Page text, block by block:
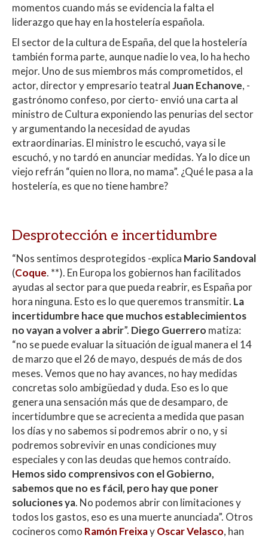
momentos cuando más se evidencia la falta el
liderazgo que hay en la hostelería española.
El sector de la cultura de España, del que la hostelería
también forma parte, aunque nadie lo vea, lo ha hecho
mejor. Uno de sus miembros más comprometidos, el
actor, director y empresario teatralJuan Echanove, -
gastrónomo confeso, por cierto- envió una carta al
ministro de Cultura exponiendo las penurias del sector
y argumentando la necesidad de ayudas
extraordinarias. El ministro le escuchó, vaya si le
escuchó, y no tardó en anunciar medidas. Ya lo dice un
viejo refrán “quien no llora, no mama”. ¿Qué le pasa a la
hostelería, es que no tiene hambre?
Desprotección e incertidumbre
“Nos sentimos desprotegidos -explica Mario Sandoval
(Coque. **). En Europa los gobiernos han facilitados
ayudas al sector para que pueda reabrir, es España por
hora ninguna. Esto es lo que queremos transmitir. La
incertidumbre hace que muchos establecimientos
no vayan a volver a abrir”. Diego Guerrero matiza:
“no se puede evaluar la situación de igual manera el 14
de marzo que el 26 de mayo, después de más de dos
meses. Vemos que no hay avances, no hay medidas
concretas solo ambigüedad y duda. Eso es lo que
genera una sensación más que de desamparo, de
incertidumbre que se acrecienta a medida que pasan
los días y no sabemos si podremos abrir o no, y si
podremos sobrevivir en unas condiciones muy
especiales y con las deudas que hemos contraído.
Hemos sido comprensivos con el Gobierno,
sabemos que no es fácil, pero hay que poner
soluciones ya. No podemos abrir con limitaciones y
todos los gastos, eso es una muerte anunciada”. Otros
cocineros como Ramón FreixayOscar Velasco, han